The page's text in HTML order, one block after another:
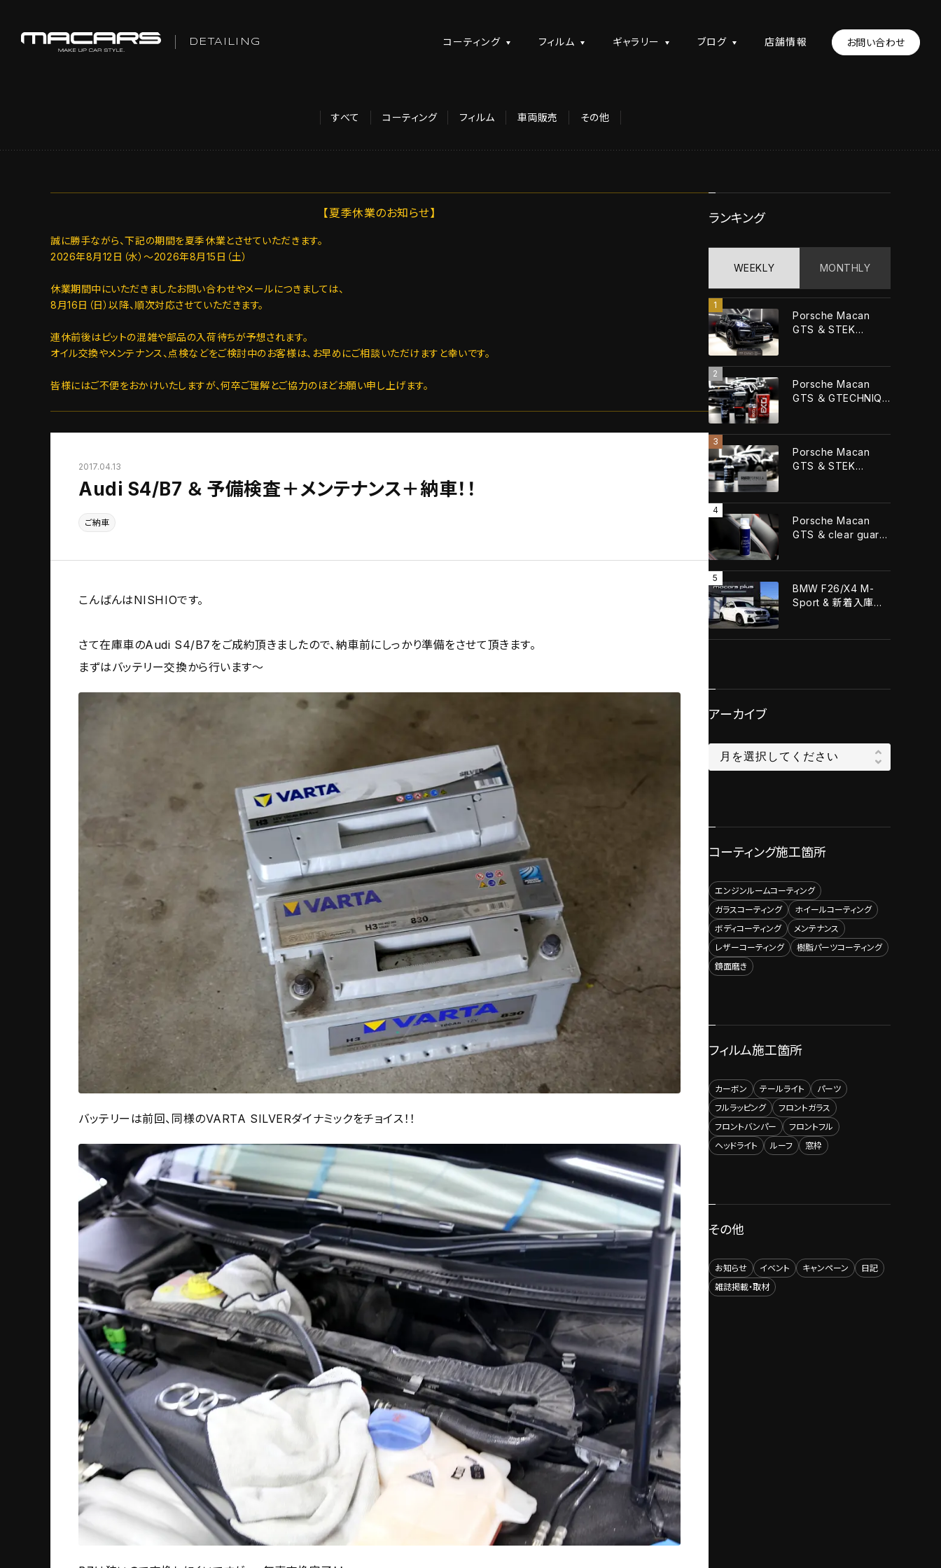
DETAILING コーティング フィルム ギャラリー ブログ 店舗情報 お問い合わせ
すべて コーティング フィルム 車両販売 その他
【夏季休業のお知らせ】
誠に勝手ながら、下記の期間を夏季休業とさせていただきます。
2026年8月12日（水）～2026年8月15日（土）
休業期間中にいただきましたお問い合わせやメールにつきましては、
8月16日（日）以降、順次対応させていただきます。
連休前後はピットの混雑や部品の入荷待ちが予想されます。
オイル交換やメンテナンス、点検などをご検討中のお客様は、お早めにご相談いただけますと幸いです。
皆様にはご不便をおかけいたしますが、何卒ご理解とご協力のほどお願い申し上げます。
2017.04.13
Audi S4/B7 ＆ 予備検査＋メンテナンス＋納車！！
ご納車
こんばんはNISHIOです。
さて在庫車のAudi S4/B7をご成約頂きましたので、納車前にしっかり準備をさせて頂きます。
まずはバッテリー交換から行います～
バッテリーは前回、同様のVARTA SILVERダイナミックをチョイス！！
ランキング
WEEKLY MONTHLY
Porsche Macan
GTS ＆ STEK
Porsche Macan
GTS ＆ GTECHNIQ
Porsche Macan
GTS ＆ STEK
Porsche Macan
GTS ＆ clear guard
BMW F26/X4 M-
Sport & 新着入庫車
アーカイブ
コーティング施工箇所
エンジンルームコーティング
ガラスコーティング
ホイールコーティング
ボディコーティング
メンテナンス
レザーコーティング
樹脂パーツコーティング
鏡面磨き
フィルム施工箇所
カーボン テールライト
パーツ
フルラッピング
フロントガラス
フロントバンパー
フロントフル
ヘッドライト
ルーフ 窓枠
その他
お知らせ イベント キャンペーン
日記
雑誌掲載・取材